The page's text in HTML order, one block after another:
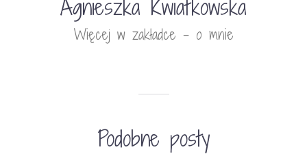
Agnieszka Kwiatkowska
Więcej w zakładce - o mnie
Podobne posty